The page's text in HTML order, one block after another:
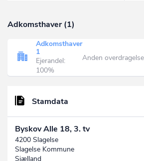
Adkomsthaver (1)
Adkomsthaver
1
Ejerandel:
100%
Anden overdragelse
Stamdata
Byskov Alle 18, 3. tv
4200 Slagelse
Slagelse Kommune
Sjælland